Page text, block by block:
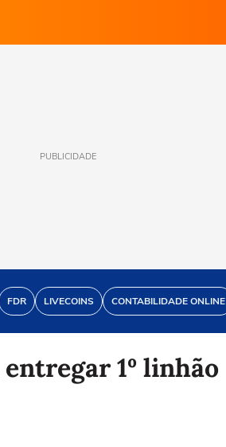
PUBLICIDADE
FDR LIVECOINS CONTABILIDADE ONLINE
1º linhão